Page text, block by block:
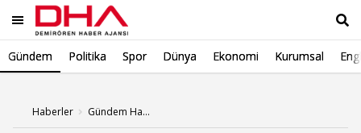
Gündem Politika Spor Dünya Ekonomi Kurumsal
Haberler Gündem Haberleri